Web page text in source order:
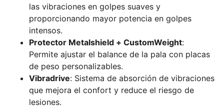
las vibraciones en golpes suaves y
proporcionando mayor potencia en golpes
intensos.
Protector Metalshield + CustomWeight:
Permite ajustar el balance de la pala con placas
de peso personalizables.
Vibradrive: Sistema de absorción de vibraciones
que mejora el confort y reduce el riesgo de
lesiones.